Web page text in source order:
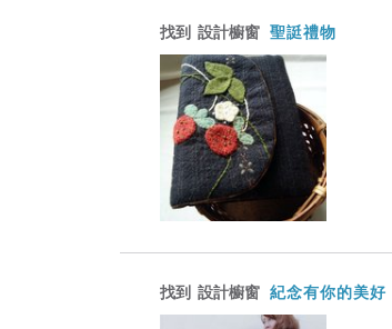
找到 設計櫥窗 聖誔禮物
找到 設計櫥窗 紀念有你的美好